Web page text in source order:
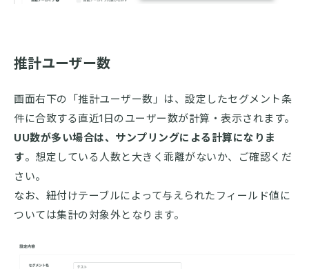
推計ユーザー数
画面右下の「推計ユーザー数」は、設定したセグメント条
件に合致する直近1日のユーザー数が計算・表示されます。
UU数が多い場合は、サンプリングによる計算になりま
す。想定している人数と大きく乖離がないか、ご確認くだ
さい。
なお、紐付けテーブルによって与えられたフィールド値に
ついては集計の対象外となります。